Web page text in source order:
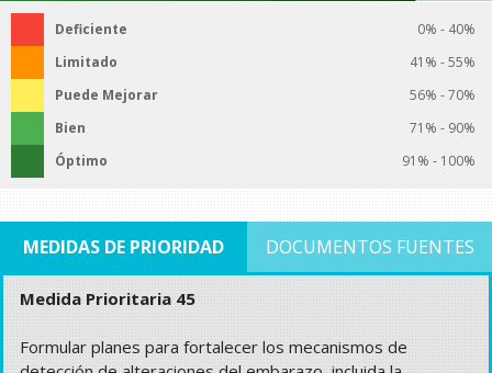
Deficiente
0% - 40%
Limitado
41% - 55%
Puede Mejorar
56% - 70%
Bien
71% - 90%
Óptimo
91% - 100%
MEDIDAS DE PRIORIDAD DOCUMENTOS FUENTES
Medida Prioritaria 45
Formular planes para fortalecer los mecanismos de